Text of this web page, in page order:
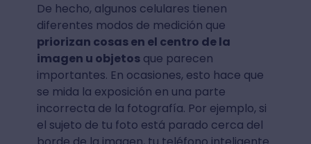
De hecho, algunos celulares tienen
diferentes modos de medición que
priorizan cosas en el centro de la
imagen u objetosque parecen
importantes. En ocasiones, esto hace que
se mida la exposición en una parte
incorrecta de la fotografía. Por ejemplo, si
el sujeto de tu foto está parado cerca del